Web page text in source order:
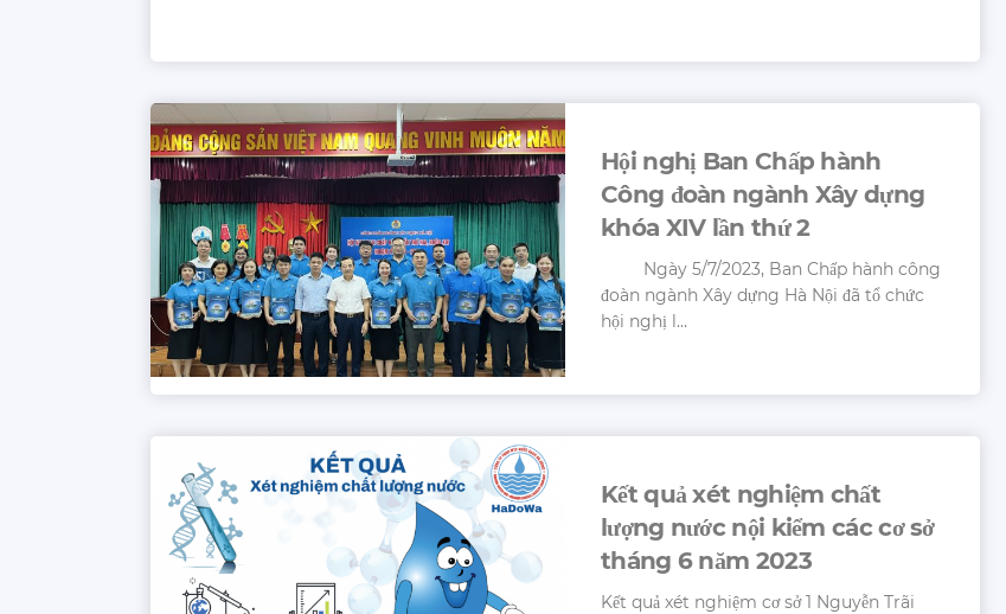
Hội nghị Ban Chấp hành
Công đoàn ngành Xây dựng
khóa XIV lần thứ 2
Ngày 5/7/2023, Ban Chấp hành công
đoàn ngành Xây dựng Hà Nội đã tổ chức
hội nghị l...
Kết quả xét nghiệm chất
lượng nước nội kiểm các cơ sở
tháng 6 năm 2023
Kết quả xét nghiệm cơ sở 1 Nguyễn Trãi